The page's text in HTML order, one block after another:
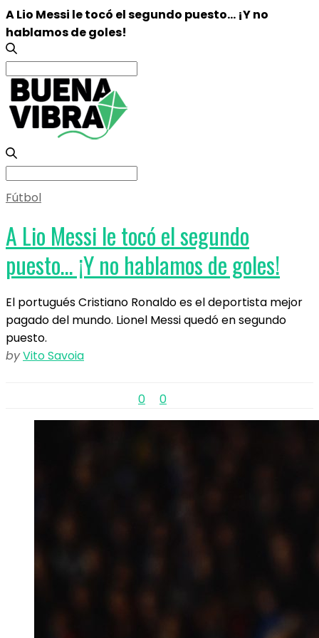
A Lio Messi le tocó el segundo puesto… ¡Y no
hablamos de goles!
Search
for:
Search
for:
Fútbol
A Lio Messi le tocó el segundo
puesto… ¡Y no hablamos de goles!
El portugués Cristiano Ronaldo es el deportista mejor
pagado del mundo. Lionel Messi quedó en segundo
puesto.
byVito Savoia
0 0